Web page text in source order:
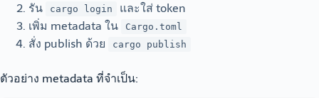
รัน
cargo login
และใส่ token
เพิ่ม metadata ใน
Cargo.toml
สั่ง publish ด้วย cargo publish
ตัวอย่าง metadata ที่จำเป็น: